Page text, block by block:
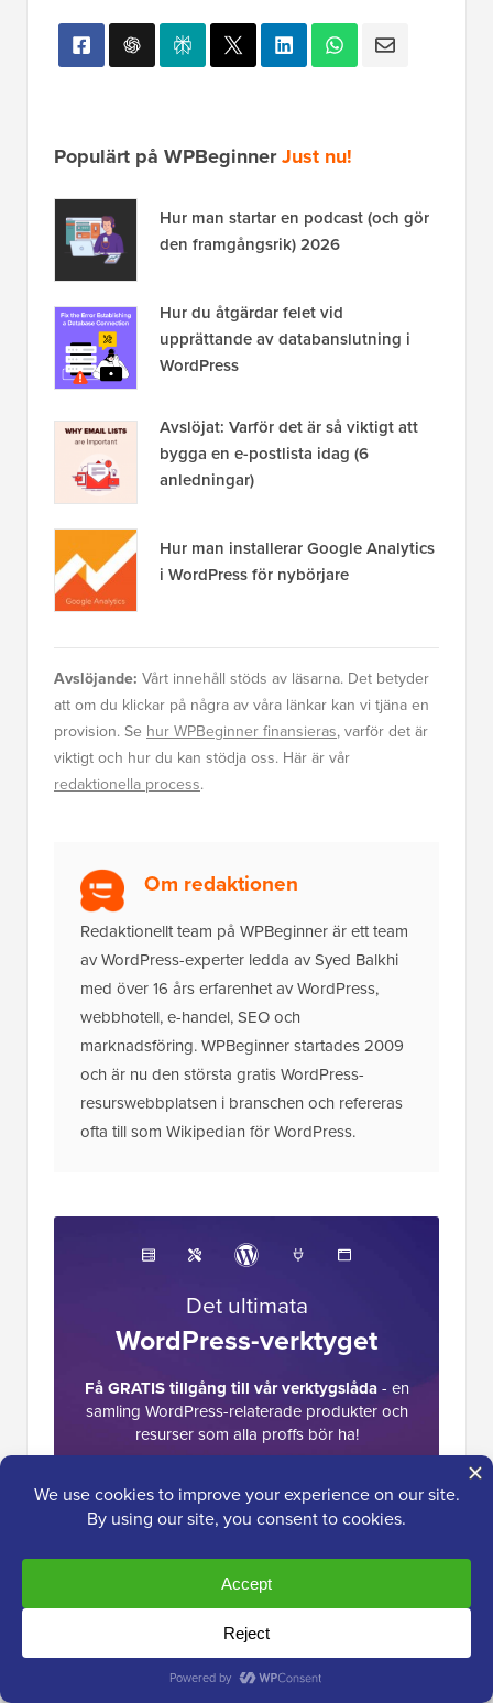
Populärt på WPBeginnerJust nu!
Hur man startar en podcast (och gör
den framgångsrik) 2026
Hur du åtgärdar felet vid
upprättande av databanslutning i
WordPress
Avslöjat: Varför det är så viktigt att
bygga en e-postlista idag (6
anledningar)
Hur man installerar Google Analytics
i WordPress för nybörjare
Avslöjande: Vårt innehåll stöds av läsarna. Det betyder
att om du klickar på några av våra länkar kan vi tjäna en
provision. Se hur WPBeginner finansieras, varför det är
viktigt och hur du kan stödja oss. Här är vår
redaktionella process.
Om redaktionen
Redaktionellt team på WPBeginner är ett team
av WordPress-experter ledda av Syed Balkhi
med över 16 års erfarenhet av WordPress,
webbhotell, e-handel, SEO och
marknadsföring. WPBeginner startades 2009
och är nu den största gratis WordPress-
resurswebbplatsen i branschen och refereras
ofta till som Wikipedian för WordPress.
Det ultimata
WordPress-verktyget
Få GRATIS tillgång till vår verktygslåda- en
samling WordPress-relaterade produkter och
resurser som alla proffs bör ha!
Ladda ner nu
Läsarnas103 kommentarer Lämna ett svar